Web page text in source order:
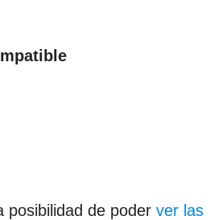
posibilidad de poder ver las